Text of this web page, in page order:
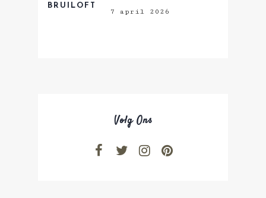
7 april 2026
Volg Ons